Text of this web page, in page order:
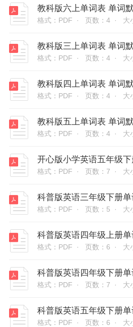
教科版六上单词表 单词
格式：PDF · 页数：4 · 大
教科版三上单词表 单词
格式：PDF · 页数：4 · 大
教科版四上单词表 单词
格式：PDF · 页数：4 · 大
教科版五上单词表 单词
格式：PDF · 页数：4 · 大
格式：PDF · 页数：7 · 大
科普版英语三年级下册
格式：PDF · 页数：5 · 大
科普版英语四年级上册
格式：PDF · 页数：6 · 大
科普版英语四年级下册
格式：PDF · 页数：7 · 大
科普版英语五年级下册
格式：PDF · 页数：6 · 大